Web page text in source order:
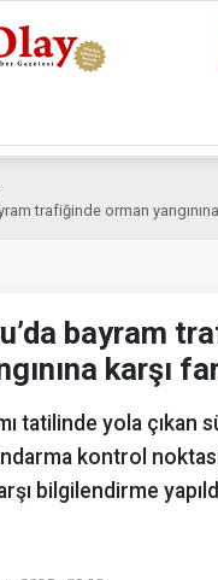
trafiğinde orman yangınına
bayram
karşı
tatilinde yola çıkan
kontrol
bilgilendirme